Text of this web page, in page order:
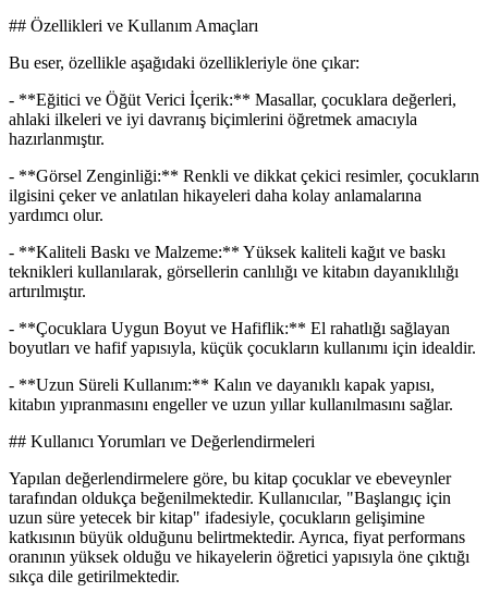
## Özellikleri ve Kullanım Amaçları
Bu eser, özellikle aşağıdaki özellikleriyle öne çıkar:
- **Eğitici ve Öğüt Verici İçerik:** Masallar, çocuklara değerleri,
ahlaki ilkeleri ve iyi davranış biçimlerini öğretmek amacıyla
hazırlanmıştır.
- **Görsel Zenginliği:** Renkli ve dikkat çekici resimler, çocukların
ilgisini çeker ve anlatılan hikayeleri daha kolay anlamalarına
yardımcı olur.
- **Kaliteli Baskı ve Malzeme:** Yüksek kaliteli kağıt ve baskı
teknikleri kullanılarak, görsellerin canlılığı ve kitabın dayanıklılığı
artırılmıştır.
- **Çocuklara Uygun Boyut ve Hafiflik:** El rahatlığı sağlayan
boyutları ve hafif yapısıyla, küçük çocukların kullanımı için idealdir.
- **Uzun Süreli Kullanım:** Kalın ve dayanıklı kapak yapısı,
kitabın yıpranmasını engeller ve uzun yıllar kullanılmasını sağlar.
## Kullanıcı Yorumları ve Değerlendirmeleri
Yapılan değerlendirmelere göre, bu kitap çocuklar ve ebeveynler
tarafından oldukça beğenilmektedir. Kullanıcılar, "Başlangıç için
uzun süre yetecek bir kitap" ifadesiyle, çocukların gelişimine
katkısının büyük olduğunu belirtmektedir. Ayrıca, fiyat performans
oranının yüksek olduğu ve hikayelerin öğretici yapısıyla öne çıktığı
sıkça dile getirilmektedir.